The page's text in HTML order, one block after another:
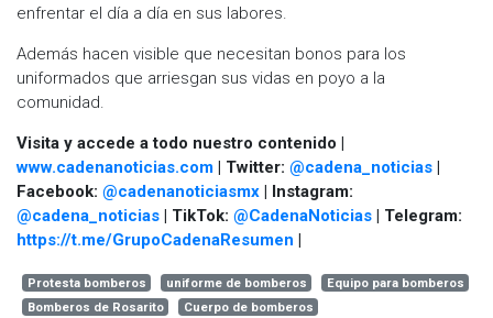
enfrentar el día a día en sus labores.
Además hacen visible que necesitan bonos para los
uniformados que arriesgan sus vidas en poyo a la
comunidad.
Visita y accede a todo nuestro contenido |
www.cadenanoticias.com | Twitter: @cadena_noticias |
Facebook: @cadenanoticiasmx | Instagram:
@cadena_noticias | TikTok: @CadenaNoticias | Telegram:
https://t.me/GrupoCadenaResumen |
Protesta bomberos uniforme de bomberos
Equipo para bomberos
Bomberos de Rosarito
Cuerpo de bomberos